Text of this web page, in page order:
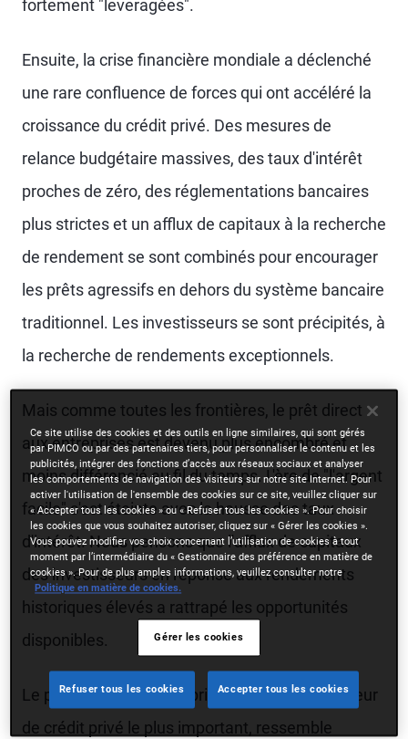
fortement "leveragées".
Ensuite, la crise financière mondiale a déclenché
une rare confluence de forces qui ont accéléré la
croissance du crédit privé. Des mesures de
relance budgétaire massives, des taux d'intérêt
proches de zéro, des réglementations bancaires
plus strictes et un afflux de capitaux à la recherche
de rendement se sont combinés pour encourager
les prêts agressifs en dehors du système bancaire
traditionnel. Les investisseurs se sont précipités, à
la recherche de rendements exceptionnels.
Mais comme toutes les frontières, le prêt direct
aux entreprises est devenu plus encombré et
moins différencié au fil du temps. L'ère de "l'argent
facile" s'est éteinte avec la hausse des taux
d'intérêt. Nous pensons que l'afflux de capitaux
des investisseurs en réponse aux rendements
historiques élevés a rattrapé les opportunités
disponibles.
Le prêt direct aux entreprises, qui reste le secteur
de crédit privé le plus important, ressemble
Ce site utilise des cookies et des outils en ligne similaires, qui sont gérés
par PIMCO ou par des partenaires tiers, pour personnaliser le contenu et les
publicités, intégrer des fonctions d’accès aux réseaux sociaux et analyser
les comportements de navigation des visiteurs sur notre site Internet. Pour
activer l'utilisation de l'ensemble des cookies sur ce site, veuillez cliquer sur
« Accepter tous les cookies » ou « Refuser tous les cookies ». Pour choisir
les cookies que vous souhaitez autoriser, cliquez sur « Gérer les cookies ».
Vous pouvez modifier vos choix concernant l’utilisation de cookies à tout
moment par l’intermédiaire du « Gestionnaire des préférence en matière de
cookies ». Pour de plus amples informations, veuillez consulter notre
Politique en matière de cookies.
Gérer les cookies
Refuser tous les cookies Accepter tous les cookies